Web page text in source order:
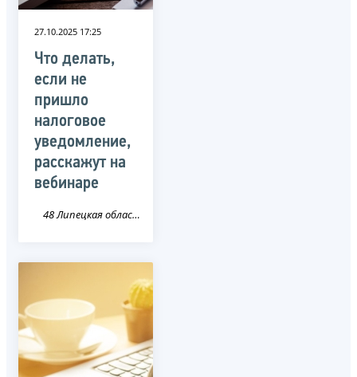
27.10.2025 17:25
Что делать,
если не
пришло
налоговое
уведомление,
расскажут на
вебинаре
48 Липецкая область